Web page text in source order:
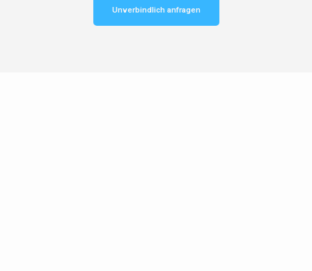
Unverbindlich anfragen